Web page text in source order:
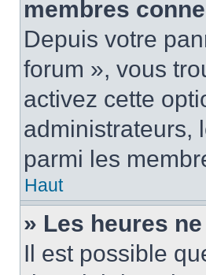
membres
Depuis votre
forum », vous
activez cette
administrateurs,
parmi les
Haut
» Les heures
Il est possible